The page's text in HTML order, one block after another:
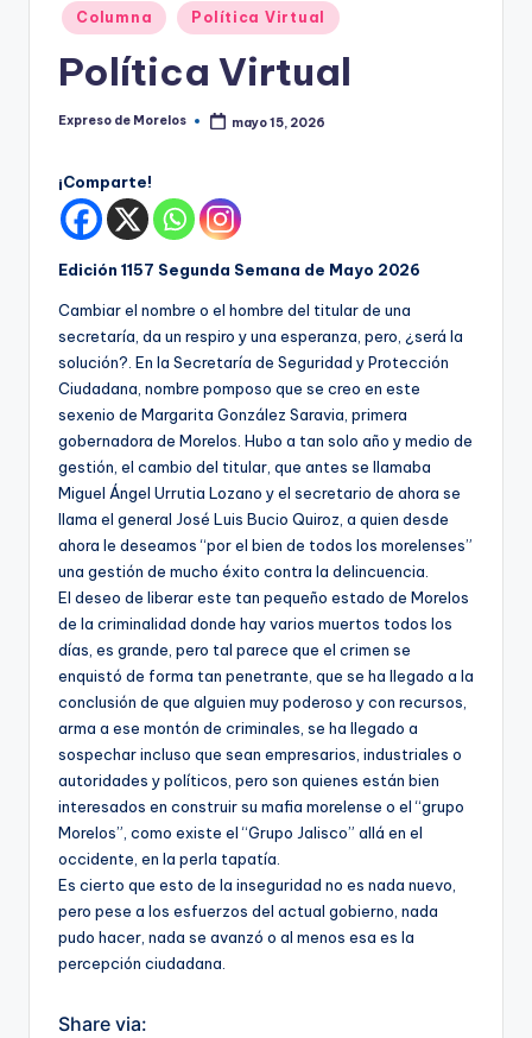
el
Publicado
en
Columna Política Virtual
Política Virtual
Publicado
Expreso de Morelos mayo 15, 2026
¡Comparte!
Edición 1157 Segunda Semana de Mayo 2026
Cambiar el nombre o el hombre del titular de una
secretaría, da un respiro y una esperanza, pero, ¿será la
solución?. En la Secretaría de Seguridad y Protección
Ciudadana, nombre pomposo que se creo en este
sexenio de Margarita González Saravia, primera
gobernadora de Morelos. Hubo a tan solo año y medio de
gestión, el cambio del titular, que antes se llamaba
Miguel Ángel Urrutia Lozano y el secretario de ahora se
llama el general José Luis Bucio Quiroz, a quien desde
ahora le deseamos “por el bien de todos los morelenses”
una gestión de mucho éxito contra la delincuencia.
El deseo de liberar este tan pequeño estado de Morelos
de la criminalidad donde hay varios muertos todos los
días, es grande, pero tal parece que el crimen se
enquistó de forma tan penetrante, que se ha llegado a la
conclusión de que alguien muy poderoso y con recursos,
arma a ese montón de criminales, se ha llegado a
sospechar incluso que sean empresarios, industriales o
autoridades y políticos, pero son quienes están bien
interesados en construir su mafia morelense o el “grupo
Morelos”, como existe el “Grupo Jalisco” allá en el
occidente, en la perla tapatía.
Es cierto que esto de la inseguridad no es nada nuevo,
pero pese a los esfuerzos del actual gobierno, nada
pudo hacer, nada se avanzó o al menos esa es la
percepción ciudadana.
Share via: